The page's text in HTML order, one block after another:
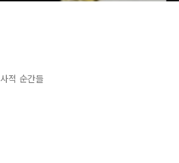
적 순간들